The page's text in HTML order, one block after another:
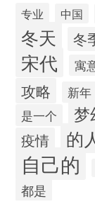
专业 中国
冬天 冬
宋代 寓
攻略 新年
是一个 梦
疫情 的
自己的
都是